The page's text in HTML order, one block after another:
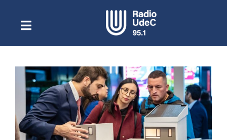
contenidoToggle
NavigationEscuchar Radio UdeC en vivo
Quiénes Somos
Programación
Podcast
Noticias